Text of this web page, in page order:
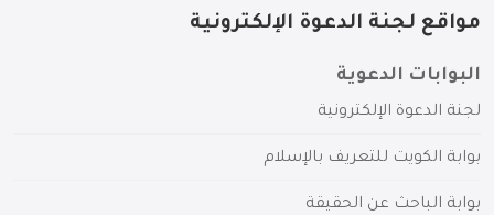
مواقع لجنة الدعوة الإلكترونية
البوابات الدعوية
لجنة الدعوة الإلكترونية
بوابة الكويت للتعريف بالإسلام
بوابة الباحث عن الحقيقة